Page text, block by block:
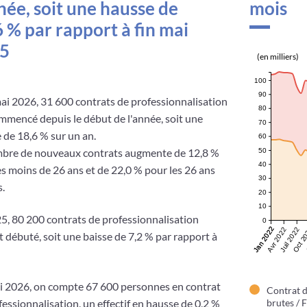
soit une hausse de
% par rapport à fin mai
2026, 31 600 contrats de professionnalisation
depuis le début de l'année, soit une
de 18,6 % sur un an.
de nouveaux contrats augmente de 12,8 %
moins de 26 ans et de 22,0 % pour les 26 ans
80 200 contrats de professionnalisation
débuté, soit une baisse de 7,2 % par rapport à
2026, on compte 67 600 personnes en contrat
un effectif en hausse de 0,2 %
mois
(en milliers)
Jan 2022Avr 2022Juil 2022
Oct
Jan 2022
0
10
20
30
40
50
60
70
80
90
100
Contrat
brutes /